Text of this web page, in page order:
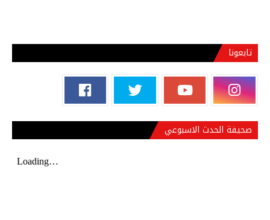
تابعونا
صحيفة الحدث الاسبوعي